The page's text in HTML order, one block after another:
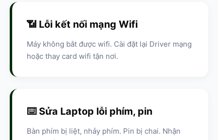
📶 Lỗi kết nối mạng Wifi
Máy không bắt được wifi. Cài đặt lại Driver mạng
hoặc thay card wifi tận nơi.
⌨️ Sửa Laptop lỗi phím, pin
Bàn phím bị liệt, nhảy phím. Pin bị chai. Nhận